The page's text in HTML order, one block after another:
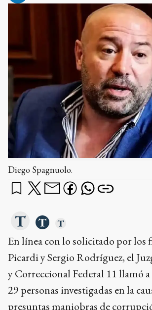
Diego Spagnuolo.
En línea con lo solicitado por los
Picardi y Sergio Rodríguez, el
y Correccional Federal 11 llamó
29 personas investigadas en la
presuntas maniobras de